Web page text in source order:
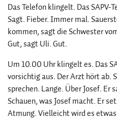
Das Telefon klingelt. Das SAPV-
Sagt. Fieber. Immer mal.
kommen, sagt die Schwester
Gut, sagt Uli. Gut.
Um 10.00 Uhr klingelt es. Das
vorsichtig aus. Der Arzt hört ab.
sprechen. Lange. Über Josef. Er
Schauen, was Josef macht. Er
Atmung. Vielleicht wird es